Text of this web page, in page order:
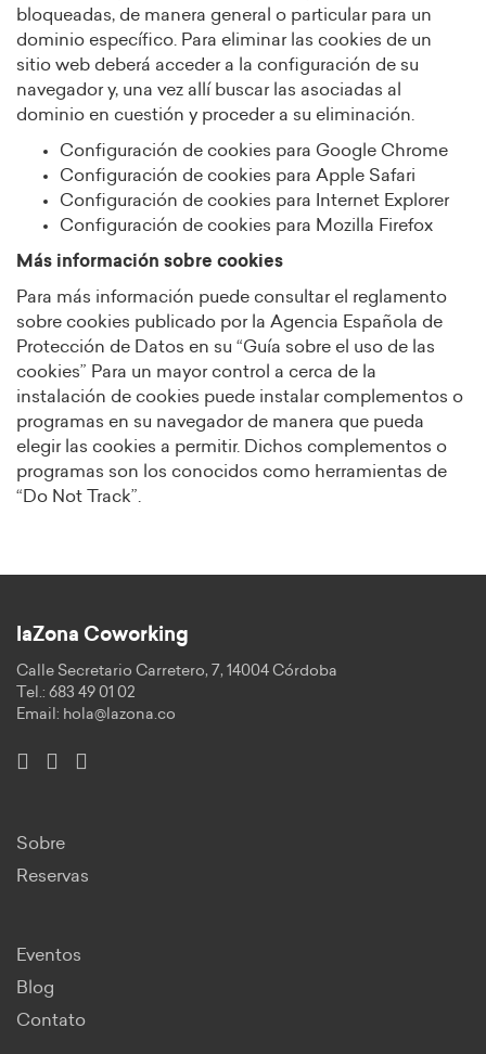
bloqueadas, de manera general o particular para un
dominio específico. Para eliminar las cookies de un
sitio web deberá acceder a la configuración de su
navegador y, una vez allí buscar las asociadas al
dominio en cuestión y proceder a su eliminación.
Configuración de cookies para Google Chrome
Configuración de cookies para Apple Safari
Configuración de cookies para Internet Explorer
Configuración de cookies para Mozilla Firefox
Más información sobre cookies
Para más información puede consultar el reglamento
sobre cookies publicado por la Agencia Española de
Protección de Datos en su “Guía sobre el uso de las
cookies” Para un mayor control a cerca de la
instalación de cookies puede instalar complementos o
programas en su navegador de manera que pueda
elegir las cookies a permitir. Dichos complementos o
programas son los conocidos como herramientas de
“Do Not Track”.
laZona Coworking
Calle Secretario Carretero, 7, 14004 Córdoba
Tel.: 683 49 01 02
Email: hola@lazona.co
Sobre
Reservas
Eventos
Blog
Contato